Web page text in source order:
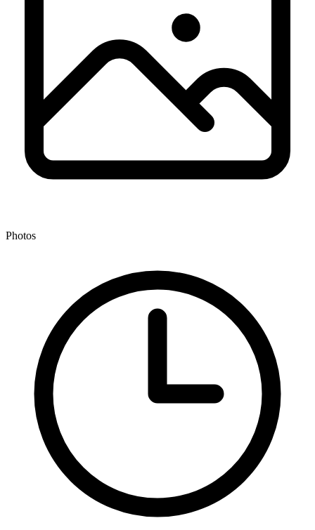
Photos